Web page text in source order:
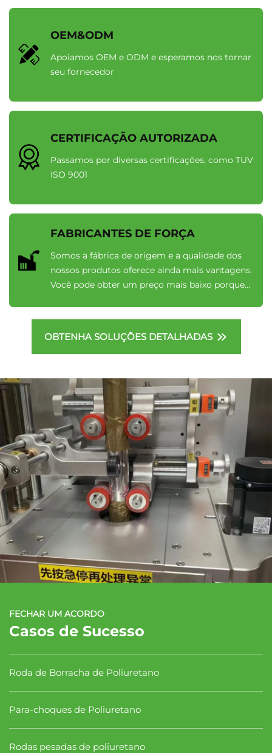
OEM&ODM
Apoiamos OEM e ODM e esperamos nos tornar
seu fornecedor
CERTIFICAÇÃO AUTORIZADA
Passamos por diversas certificações, como TUV
ISO 9001
FABRICANTES DE FORÇA
Somos a fábrica de origem e a qualidade dos
nossos produtos oferece ainda mais vantagens.
Você pode obter um preço mais baixo porque
OBTENHA SOLUÇÕES DETALHADAS
FECHAR UM ACORDO
Casos de Sucesso
Roda de Borracha de Poliuretano
Para-choques de Poliuretano
Rodas pesadas de poliuretano